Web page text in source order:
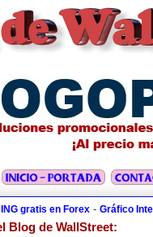
gratis en Forex - Gráfico
Blog de WallStreet: